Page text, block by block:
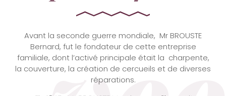
Avant la seconde guerre mondiale, Mr BROUSTE
Bernard, fut le fondateur de cette entreprise
familiale, dont l’activé principale était la charpente,
la couverture, la création de cercueils et de diverses
réparations.